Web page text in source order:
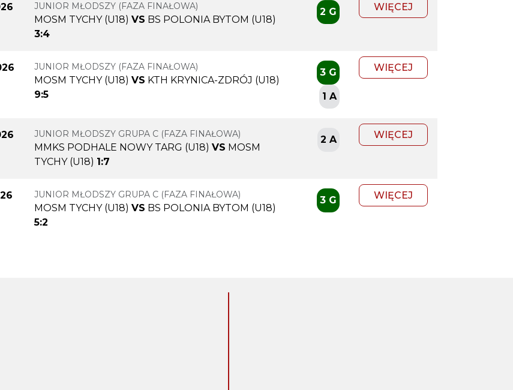
JUNIOR MŁODSZY (FAZA FINAŁOWA)
MOSM TYCHY (U18) VS BS POLONIA BYTOM (U18)
3:4
2 G WIĘCEJ
JUNIOR MŁODSZY (FAZA FINAŁOWA)
MOSM TYCHY (U18) VS KTH KRYNICA-ZDRÓJ (U18)
9:5
3 G
1 A
WIĘCEJ
JUNIOR MŁODSZY GRUPA C (FAZA FINAŁOWA)
MMKS PODHALE NOWY TARG (U18) VS MOSM
TYCHY (U18) 1:7
2 A WIĘCEJ
JUNIOR MŁODSZY GRUPA C (FAZA FINAŁOWA)
MOSM TYCHY (U18) VS BS POLONIA BYTOM (U18)
5:2
3 G WIĘCEJ